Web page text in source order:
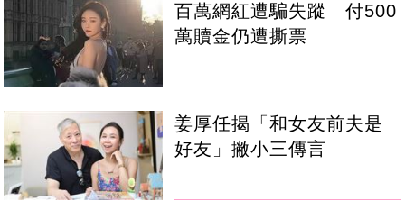
百萬網紅遭騙失蹤 付500
萬贖金仍遭撕票
姜厚任揭「和女友前夫是
好友」撇小三傳言